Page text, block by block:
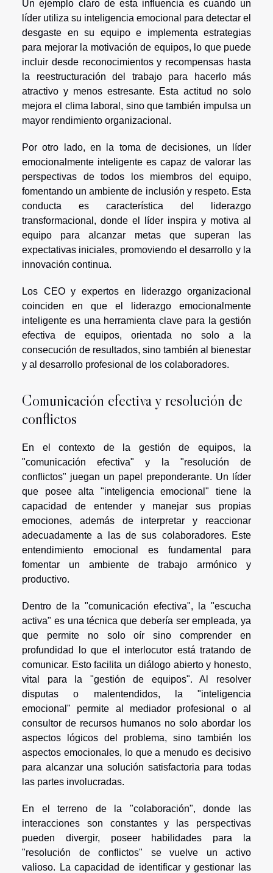
Un ejemplo claro de esta influencia es cuando un
líder utiliza su inteligencia emocional para detectar el
desgaste en su equipo e implementa estrategias
para mejorar la motivación de equipos, lo que puede
incluir desde reconocimientos y recompensas hasta
la reestructuración del trabajo para hacerlo más
atractivo y menos estresante. Esta actitud no solo
mejora el clima laboral, sino que también impulsa un
mayor rendimiento organizacional.
Por otro lado, en la toma de decisiones, un líder
emocionalmente inteligente es capaz de valorar las
perspectivas de todos los miembros del equipo,
fomentando un ambiente de inclusión y respeto. Esta
conducta es característica del liderazgo
transformacional, donde el líder inspira y motiva al
equipo para alcanzar metas que superan las
expectativas iniciales, promoviendo el desarrollo y la
innovación continua.
Los CEO y expertos en liderazgo organizacional
coinciden en que el liderazgo emocionalmente
inteligente es una herramienta clave para la gestión
efectiva de equipos, orientada no solo a la
consecución de resultados, sino también al bienestar
y al desarrollo profesional de los colaboradores.
Comunicación efectiva y resolución de
conflictos
En el contexto de la gestión de equipos, la
"comunicación efectiva" y la "resolución de
conflictos" juegan un papel preponderante. Un líder
que posee alta "inteligencia emocional" tiene la
capacidad de entender y manejar sus propias
emociones, además de interpretar y reaccionar
adecuadamente a las de sus colaboradores. Este
entendimiento emocional es fundamental para
fomentar un ambiente de trabajo armónico y
productivo.
Dentro de la "comunicación efectiva", la "escucha
activa" es una técnica que debería ser empleada, ya
que permite no solo oír sino comprender en
profundidad lo que el interlocutor está tratando de
comunicar. Esto facilita un diálogo abierto y honesto,
vital para la "gestión de equipos". Al resolver
disputas o malentendidos, la "inteligencia
emocional" permite al mediador profesional o al
consultor de recursos humanos no solo abordar los
aspectos lógicos del problema, sino también los
aspectos emocionales, lo que a menudo es decisivo
para alcanzar una solución satisfactoria para todas
las partes involucradas.
En el terreno de la "colaboración", donde las
interacciones son constantes y las perspectivas
pueden divergir, poseer habilidades para la
"resolución de conflictos" se vuelve un activo
valioso. La capacidad de identificar y gestionar las